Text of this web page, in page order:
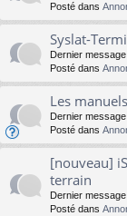
Posté dans
Syslat-
Dernier
Posté dans
Les
Dernier
Posté dans
[nouveau]
terrain
Dernier
Posté dans